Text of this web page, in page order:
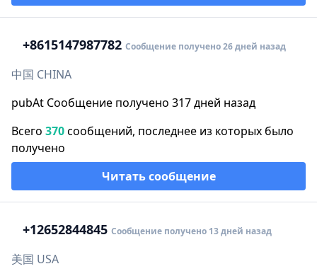
+8615147987782 Сообщение получено 26 дней назад
中国 CHINA
pubAt Сообщение получено 317 дней назад
Всего 370сообщений, последнее из которых было
получено
Читать сообщение
+12652844845 Сообщение получено 13 дней назад
美国 USA